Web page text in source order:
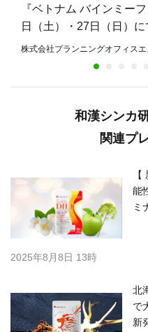
『ベトナム バインミー
日（土）・27日（日）
公認、バインミーを主役
株式会社プランニングオフィス
和漢シンカ
関連プ
能
ミ
2025年8月8日 13時
北
で
新